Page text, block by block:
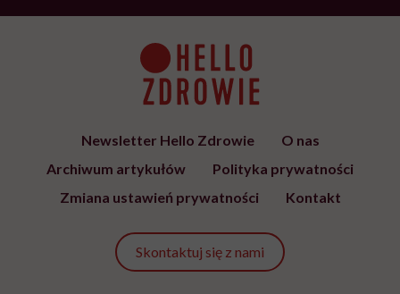
Newsletter Hello Zdrowie
O nas
Archiwum artykułów
Polityka prywatności
Zmiana ustawień prywatności
Kontakt
Skontaktuj się z nami